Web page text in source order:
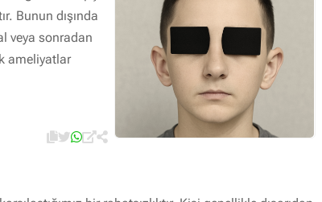
Bunun dışında
veya sonradan
ameliyatlar